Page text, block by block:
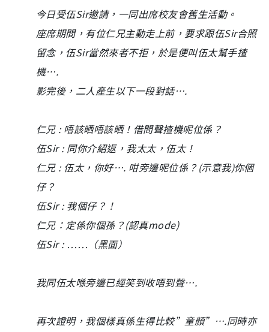
今日受伍Sir邀請，一同出席校友會舊生活動。
座席期間，有位仁兄主動走上前，要求跟伍Sir合照
留念，伍Sir當然來者不拒，於是便叫伍太幫手揸
機….
影完後，二人產生以下一段對話….
仁兄 : 唔該晒唔該晒！借問聲揸機呢位係？
伍Sir : 同你介紹返，我太太，伍太！
仁兄 : 伍太，你好…. 咁旁邊呢位係？(示意我)你個
仔？
伍Sir : 我個仔？！
仁兄：定係你個孫？(認真mode)
伍Sir : ……（黑面）
我同伍太喺旁邊已經笑到收唔到聲….
再次證明，我個樣真係生得比較”童顏”….同時亦